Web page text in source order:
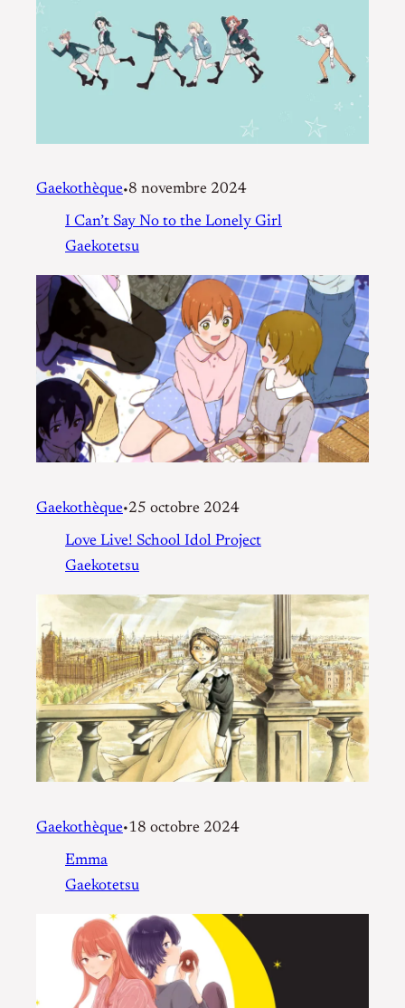
Gaekothèque•8 novembre 2024
I Can’t Say No to the Lonely Girl
Gaekotetsu
Gaekothèque•25 octobre 2024
Love Live! School Idol Project
Gaekotetsu
Gaekothèque•18 octobre 2024
Emma
Gaekotetsu